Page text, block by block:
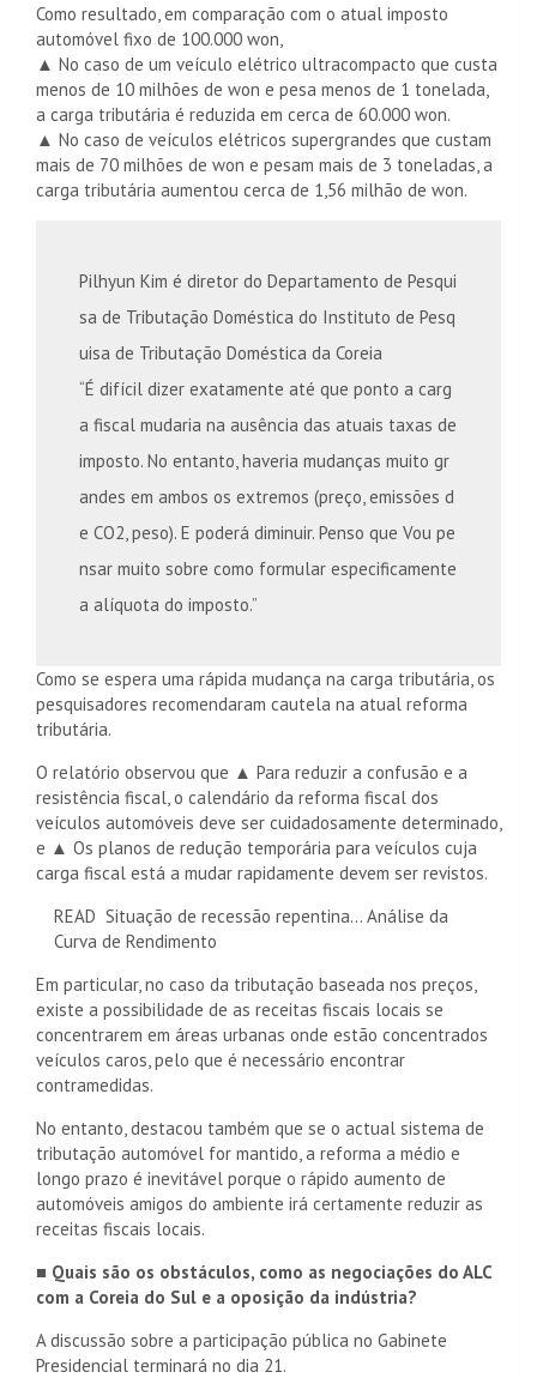
Como resultado, em comparação com o atual imposto
automóvel fixo de 100.000 won,
▲ No caso de um veículo elétrico ultracompacto que custa
menos de 10 milhões de won e pesa menos de 1 tonelada,
a carga tributária é reduzida em cerca de 60.000 won.
▲ No caso de veículos elétricos supergrandes que custam
mais de 70 milhões de won e pesam mais de 3 toneladas, a
carga tributária aumentou cerca de 1,56 milhão de won.
Pilhyun Kim é diretor do Departamento de Pesqui
sa de Tributação Doméstica do Instituto de Pesq
uisa de Tributação Doméstica da Coreia
“É difícil dizer exatamente até que ponto a carg
a fiscal mudaria na ausência das atuais taxas de
imposto. No entanto, haveria mudanças muito gr
andes em ambos os extremos (preço, emissões d
e CO2, peso). E poderá diminuir. Penso que Vou pe
nsar muito sobre como formular especificamente
a alíquota do imposto.”
Como se espera uma rápida mudança na carga tributária, os
pesquisadores recomendaram cautela na atual reforma
tributária.
O relatório observou que ▲ Para reduzir a confusão e a
resistência fiscal, o calendário da reforma fiscal dos
veículos automóveis deve ser cuidadosamente determinado,
e ▲ Os planos de redução temporária para veículos cuja
carga fiscal está a mudar rapidamente devem ser revistos.
READ Situação de recessão repentina... Análise da
Curva de Rendimento
Em particular, no caso da tributação baseada nos preços,
existe a possibilidade de as receitas fiscais locais se
concentrarem em áreas urbanas onde estão concentrados
veículos caros, pelo que é necessário encontrar
contramedidas.
No entanto, destacou também que se o actual sistema de
tributação automóvel for mantido, a reforma a médio e
longo prazo é inevitável porque o rápido aumento de
automóveis amigos do ambiente irá certamente reduzir as
receitas fiscais locais.
■ Quais são os obstáculos, como as negociações do ALC
com a Coreia do Sul e a oposição da indústria?
A discussão sobre a participação pública no Gabinete
Presidencial terminará no dia 21.